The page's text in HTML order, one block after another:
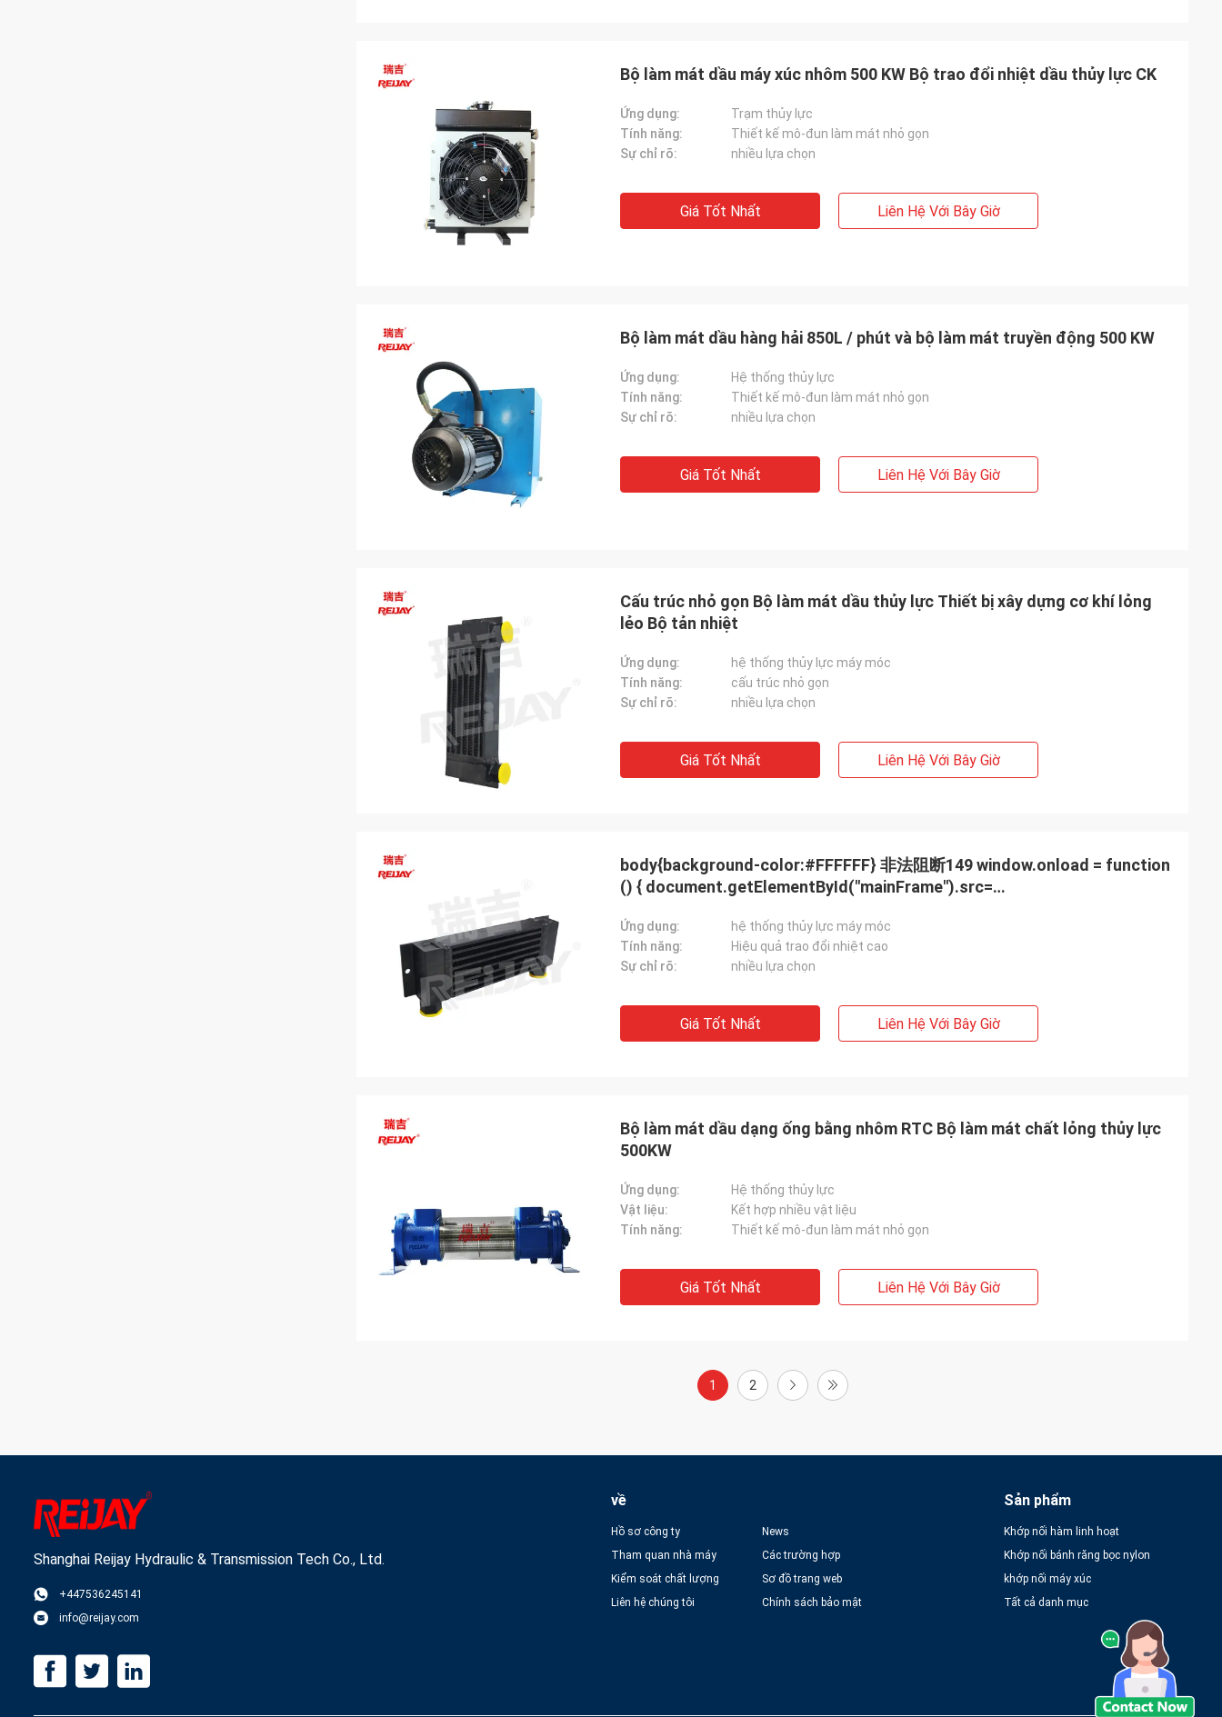
Bộ làm mát dầu máy xúc nhôm 500 KW Bộ trao đổi nhiệt dầu thủy lực CK
Ứng dụng:
Trạm thủy lực
Tính năng:
Thiết kế mô-đun làm mát nhỏ gọn
Sự chỉ rõ:
nhiều lựa chọn
Giá Tốt Nhất Liên Hệ Với Bây Giờ
Bộ làm mát dầu hàng hải 850L / phút và bộ làm mát truyền động 500 KW
Ứng dụng:
Hệ thống thủy lực
Tính năng:
Thiết kế mô-đun làm mát nhỏ gọn
Sự chỉ rõ:
nhiều lựa chọn
Giá Tốt Nhất Liên Hệ Với Bây Giờ
Cấu trúc nhỏ gọn Bộ làm mát dầu thủy lực Thiết bị xây dựng cơ khí lỏng
lẻo Bộ tản nhiệt
Ứng dụng:
hệ thống thủy lực máy móc
Tính năng:
cấu trúc nhỏ gọn
Sự chỉ rõ:
nhiều lựa chọn
Giá Tốt Nhất Liên Hệ Với Bây Giờ
body{background-color:#FFFFFF} 非法阻断149 window.onload = function
() { document.getElementById("mainFrame").src=
Ứng dụng:
hệ thống thủy lực máy móc
Tính năng:
Hiệu quả trao đổi nhiệt cao
Sự chỉ rõ:
nhiều lựa chọn
Giá Tốt Nhất Liên Hệ Với Bây Giờ
Bộ làm mát dầu dạng ống bằng nhôm RTC Bộ làm mát chất lỏng thủy lực
500KW
Ứng dụng:
Hệ thống thủy lực
Vật liệu:
Kết hợp nhiều vật liệu
Tính năng:
Thiết kế mô-đun làm mát nhỏ gọn
Giá Tốt Nhất Liên Hệ Với Bây Giờ
1 2
Shanghai Reijay Hydraulic & Transmission Tech Co., Ltd.
+447536245141
info@reijay.com
về
Hồ sơ công ty
Tham quan nhà máy
Kiểm soát chất lượng
Liên hệ chúng tôi
News
Các trường hợp
Sơ đồ trang web
Chính sách bảo mật
Sản phẩm
Khớp nối hàm linh hoạt
Khớp nối bánh răng bọc nylon
khớp nối máy xúc
Tất cả danh mục